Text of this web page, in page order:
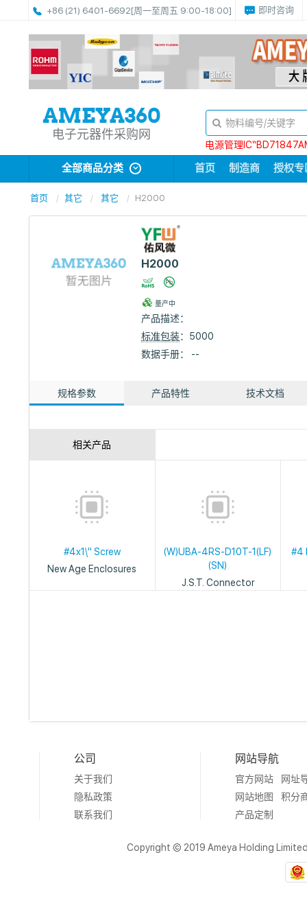
+86 (21) 6401-6692[周一至周五 9:00-18:00] 即时咨询
电子元器件采购网
电源管理
全部商品分类 首页 制造商 授权专
首页 其它 其它 H2000
H2000
量产中
产品描述：
标准包装：5000
数据手册： --
规格参数 产品特性 技术文档
相关产品
#4x1\" Screw
New Age Enclosures
(W)UBA-4RS-D10T-1(LF)
(SN)
J.S.T. Connector
#4
公司
关于我们
隐私政策
联系我们
网站导航
官方网站
网址
网站地图
积分
产品定制
Copyright © 2019 Ameya Holding